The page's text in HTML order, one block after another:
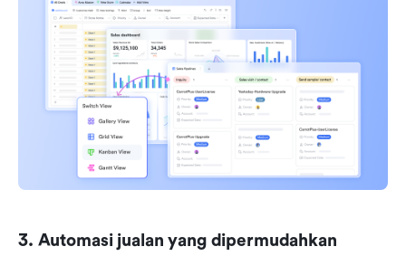
3. Automasi jualan yang dipermudahkan